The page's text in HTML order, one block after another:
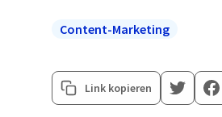
Content-Marketing
Link kopieren